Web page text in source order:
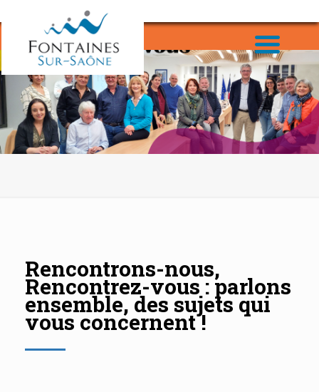
Rencontrons-nous,
Rencontrez-vous : parlons
ensemble, des sujets qui
vous concernent !